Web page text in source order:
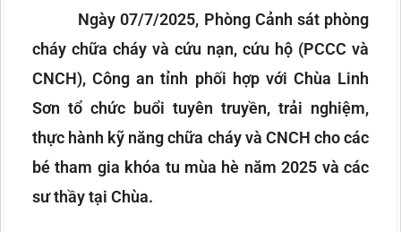
Ngày 07/7/2025, Phòng Cảnh sát phòng
cháy chữa cháy và cứu nạn, cứu hộ (PCCC và
CNCH), Công an tỉnh phối hợp với Chùa Linh
Sơn tổ chức buổi tuyên truyền, trải nghiệm,
thực hành kỹ năng chữa cháy và CNCH cho các
bé tham gia khóa tu mùa hè năm 2025 và các
sư thầy tại Chùa.